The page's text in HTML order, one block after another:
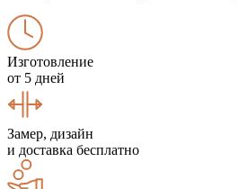
Изготовление
от 5 дней
Замер, дизайн
и доставка бесплатно